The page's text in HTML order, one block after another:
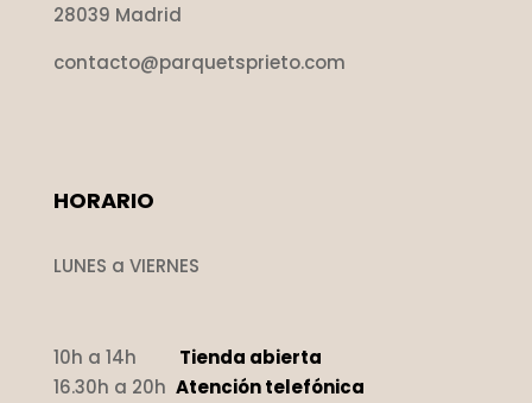
28039 Madrid
contacto@parquetsprieto.com
HORARIO
LUNES a VIERNES
10h a 14h Tienda abierta
16.30h a 20h Atención telefónica